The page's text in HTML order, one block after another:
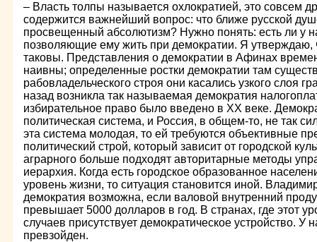
– Власть толпы называется охлократией, это совсем
содержится важнейший вопрос: что ближе русской
просвещенный абсолютизм? Нужно понять: есть ли у
позволяющие ему жить при демократии. Я утверждаю,
таковы. Представления о демократии в Афинах
наивны; определенные ростки демократии там
рабовладельческого строя они касались узкого слоя
назад возникла так называемая демократия
избирательное право было введено в ХХ веке.
политическая система, и Россия, в общем-то, не так
эта система молодая, то ей требуются объективные
политический строй, который зависит от городской
аграрного больше подходят авторитарные методы
иерархия. Когда есть городское образованное
уровень жизни, то ситуация становится иной.
демократия возможна, если валовой внутренний
превышает 5000 долларов в год. В странах, где этот
случаев присутствует демократическое устройство. У
превзойден.